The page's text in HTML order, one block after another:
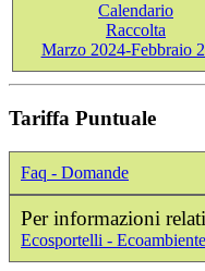
Calendario
Raccolta
Marzo 2024-Febbraio
Tariffa Puntuale
Faq - Domande
Per informazioni
Ecosportelli - Ecoambiente